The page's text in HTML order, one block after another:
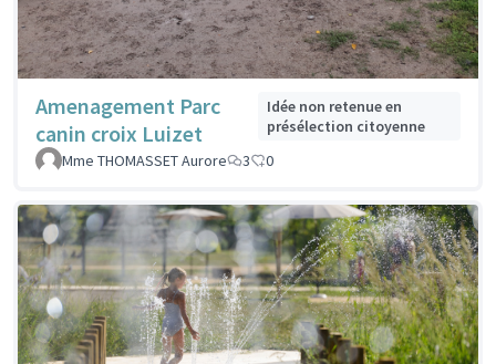
Amenagement Parc
canin croix Luizet
Idée non retenue en
présélection citoyenne
Mme THOMASSET Aurore
3 0